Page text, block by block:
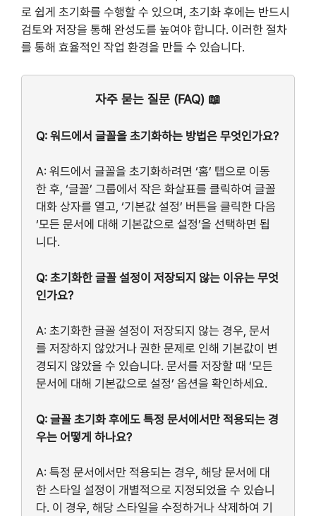
로 쉽게 초기화를 수행할 수 있으며, 초기화 후에는 반드시
검토와 저장을 통해 완성도를 높여야 합니다. 이러한 절차
를 통해 효율적인 작업 환경을 만들 수 있습니다.
자주 묻는 질문 (FAQ) 📖
Q: 워드에서 글꼴을 초기화하는 방법은 무엇인가요?
A: 워드에서 글꼴을 초기화하려면 ‘홈’ 탭으로 이동
한 후, ‘글꼴’ 그룹에서 작은 화살표를 클릭하여 글꼴
대화 상자를 열고, ‘기본값 설정’ 버튼을 클릭한 다음
‘모든 문서에 대해 기본값으로 설정’을 선택하면 됩
니다.
Q: 초기화한 글꼴 설정이 저장되지 않는 이유는 무엇
인가요?
A: 초기화한 글꼴 설정이 저장되지 않는 경우, 문서
를 저장하지 않았거나 권한 문제로 인해 기본값이 변
경되지 않았을 수 있습니다. 문서를 저장할 때 ‘모든
문서에 대해 기본값으로 설정’ 옵션을 확인하세요.
Q: 글꼴 초기화 후에도 특정 문서에서만 적용되는 경
우는 어떻게 하나요?
A: 특정 문서에서만 적용되는 경우, 해당 문서에 대
한 스타일 설정이 개별적으로 지정되었을 수 있습니
다. 이 경우, 해당 스타일을 수정하거나 삭제하여 기